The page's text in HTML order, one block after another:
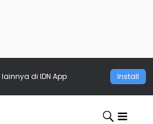
lainnya di IDN App Install